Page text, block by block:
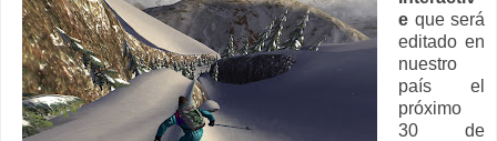
e que será
editado en
nuestro
país el
próximo
30 de